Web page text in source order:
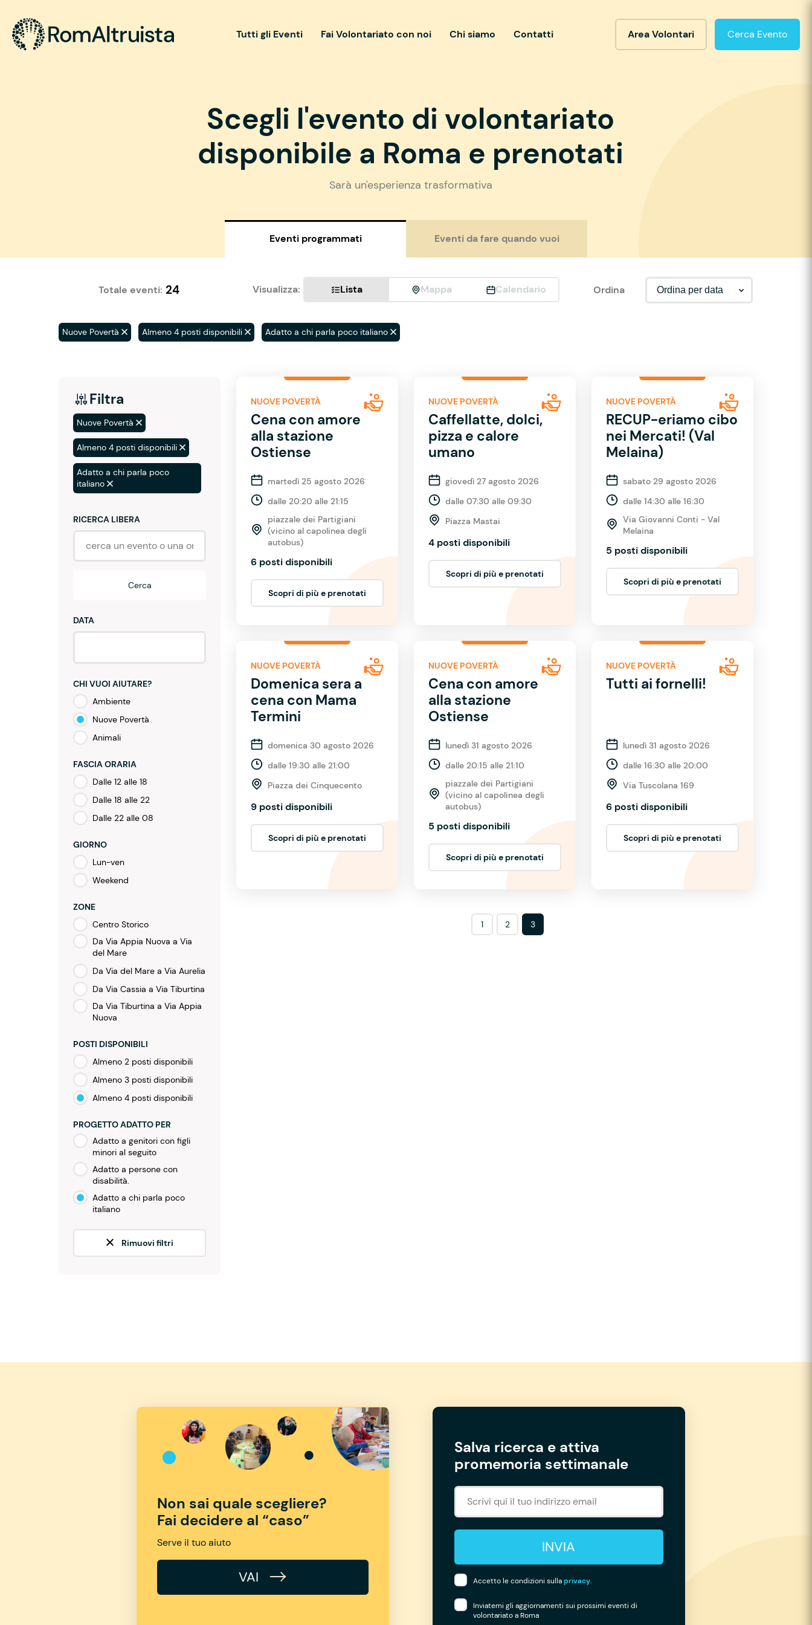
Tutti gli Eventi Fai Volontariato con noi Chi siamo Contatti Area Volontari Cerca Evento
Scegli l'evento di volontariato
disponibile a Roma e prenotati
Sarà un'esperienza trasformativa
Eventi programmati Eventi da fare quando vuoi
Totale eventi: 24 Visualizza: Lista Mappa Calendario Ordina
Nuove Povertà Almeno 4 posti disponibili Adatto a chi parla poco italiano
Filtra
Nuove Povertà
Almeno 4 posti disponibili
Adatto a chi parla poco
italiano
RICERCA LIBERA
Cerca
DATA
CHI VUOI AIUTARE?
Ambiente
Nuove Povertà
Animali
FASCIA ORARIA
Dalle 12 alle 18
Dalle 18 alle 22
Dalle 22 alle 08
GIORNO
Lun-ven
Weekend
ZONE
Centro Storico
Da Via Appia Nuova a Via
del Mare
Da Via del Mare a Via Aurelia
Da Via Cassia a Via Tiburtina
Da Via Tiburtina a Via Appia
Nuova
POSTI DISPONIBILI
Almeno 2 posti disponibili
Almeno 3 posti disponibili
Almeno 4 posti disponibili
PROGETTO ADATTO PER
Adatto a genitori con figli
minori al seguito
Adatto a persone con
disabilità.
Adatto a chi parla poco
italiano
Rimuovi filtri
NUOVE POVERTÀ
Cena con amore
alla stazione
Ostiense
martedì 25 agosto 2026
dalle 20:20 alle 21:15
piazzale dei Partigiani
(vicino al capolinea degli
autobus)
6 posti disponibili
Scopri di più e prenotati
NUOVE POVERTÀ
Caffellatte, dolci,
pizza e calore
umano
giovedì 27 agosto 2026
dalle 07:30 alle 09:30
Piazza Mastai
4 posti disponibili
Scopri di più e prenotati
NUOVE POVERTÀ
RECUP-eriamo cibo
nei Mercati! (Val
Melaina)
sabato 29 agosto 2026
dalle 14:30 alle 16:30
Via Giovanni Conti - Val
Melaina
5 posti disponibili
Scopri di più e prenotati
NUOVE POVERTÀ
Domenica sera a
cena con Mama
Termini
domenica 30 agosto 2026
dalle 19:30 alle 21:00
Piazza dei Cinquecento
9 posti disponibili
Scopri di più e prenotati
NUOVE POVERTÀ
Cena con amore
alla stazione
Ostiense
lunedì 31 agosto 2026
dalle 20:15 alle 21:10
piazzale dei Partigiani
(vicino al capolinea degli
autobus)
5 posti disponibili
Scopri di più e prenotati
NUOVE POVERTÀ
Tutti ai fornelli!
lunedì 31 agosto 2026
dalle 16:30 alle 20:00
Via Tuscolana 169
6 posti disponibili
Scopri di più e prenotati
1 2 3
Non sai quale scegliere?
Fai decidere al “caso”
Serve il tuo aiuto
VAI
Salva ricerca e attiva
promemoria settimanale
INVIA
Accetto le condizioni sullaprivacy.
Inviatemi gli aggiornamenti sui prossimi eventi di
volontariato a Roma